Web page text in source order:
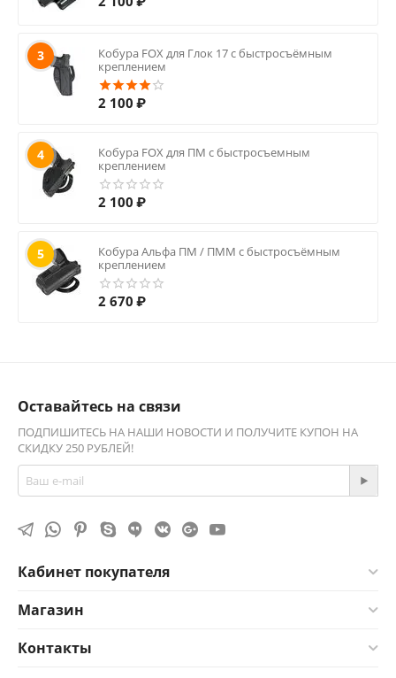
3
Кобура FOX для Глок 17 с быстросъёмным
креплением
2 100 ₽
4
Кобура FOX для ПМ с быстросъемным
креплением
2 100 ₽
5
Кобура Альфа ПМ / ПММ с быстросъёмным
креплением
2 670 ₽
Оставайтесь на связи
ПОДПИШИТЕСЬ НА НАШИ НОВОСТИ И ПОЛУЧИТЕ КУПОН НА
СКИДКУ 250 РУБЛЕЙ!
Кабинет покупателя
Магазин
Контакты